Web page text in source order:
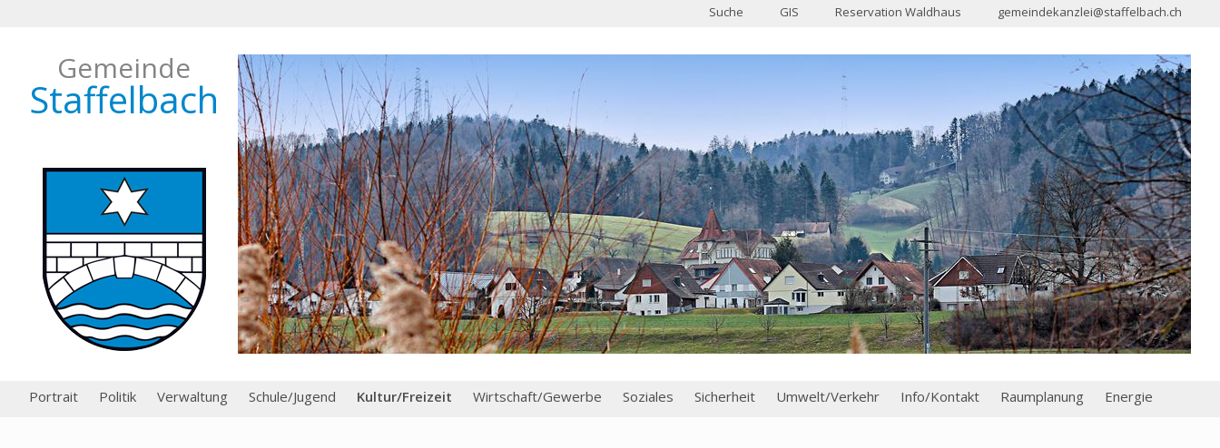
Suche GIS Reservation Waldhaus gemeindekanzlei@staffelbach.ch
Gemeinde
Staffelbach
Portrait Politik Verwaltung Schule/Jugend Kultur/Freizeit Wirtschaft/Gewerbe Soziales Sicherheit Umwelt/Verkehr Info/Kontakt Raumplanung Energie